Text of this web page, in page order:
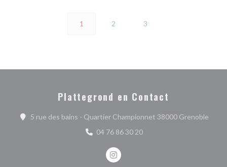
1 2 3
Plattegrond en Contact
5 rue des bains - Quartier Championnet 38000 Grenoble
04 76 86 30 20
Instagram ((opent in een nieuw